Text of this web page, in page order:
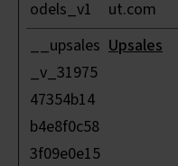
odels_v1
ut.com
__upsales
_v_31975
47354b14
b4e8f0c58
3f09e0e15
Upsales